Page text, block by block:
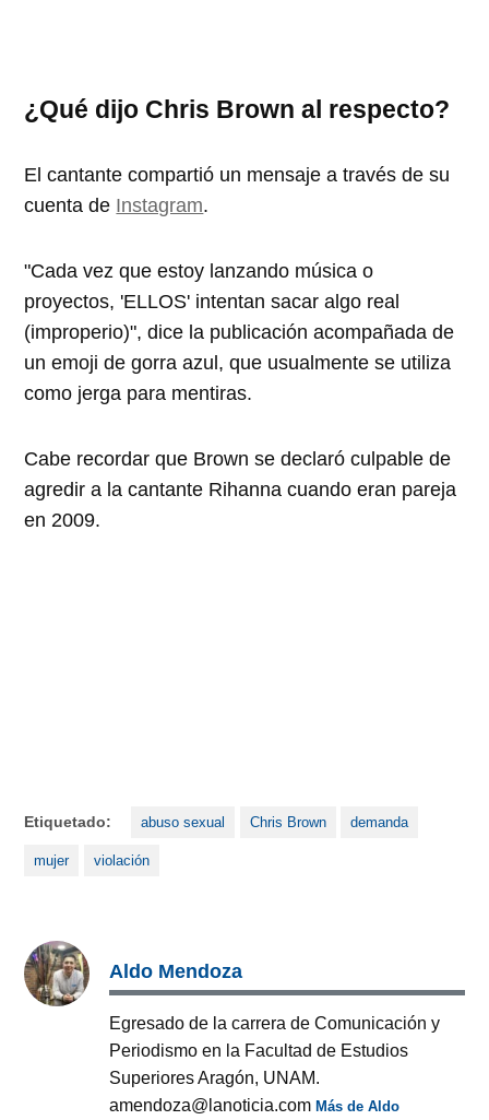
¿Qué dijo Chris Brown al respecto?
El cantante compartió un mensaje a través de su
cuenta de Instagram.
"Cada vez que estoy lanzando música o
proyectos, 'ELLOS' intentan sacar algo real
(improperio)", dice la publicación acompañada de
un emoji de gorra azul, que usualmente se utiliza
como jerga para mentiras.
Cabe recordar que Brown se declaró culpable de
agredir a la cantante Rihanna cuando eran pareja
en 2009.
Etiquetado: abuso sexual Chris Brown demanda
mujer violación
Aldo Mendoza
Egresado de la carrera de Comunicación y
Periodismo en la Facultad de Estudios
Superiores Aragón, UNAM.
amendoza@lanoticia.comMás de Aldo